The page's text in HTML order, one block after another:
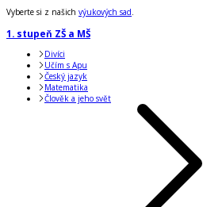
Vyberte si z našich výukových sad.
1. stupeň ZŠ a MŠ
Divíci
Učím s Apu
Český jazyk
Matematika
Člověk a jeho svět